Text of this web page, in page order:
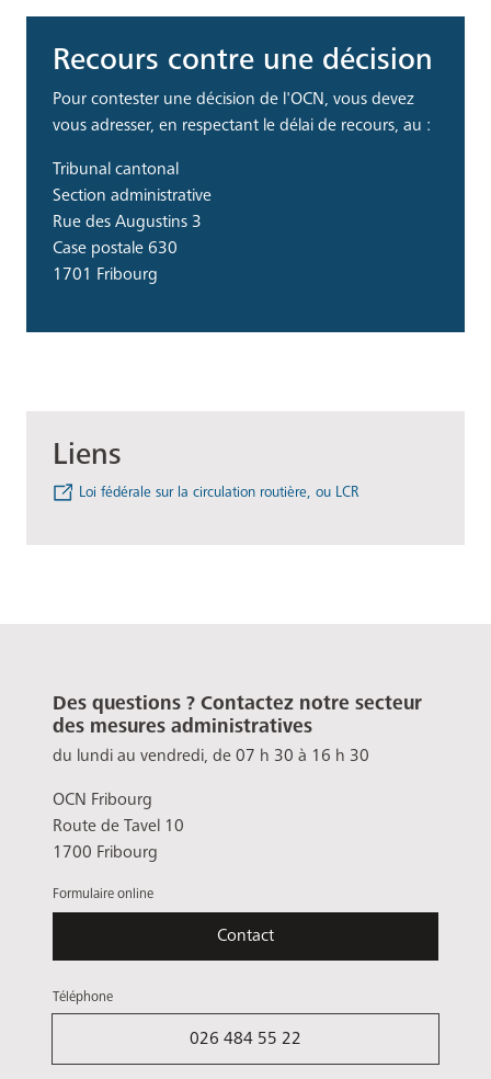
Recours contre une décision
Pour contester une décision de l'OCN, vous devez
vous adresser, en respectant le délai de recours, au :
Tribunal cantonal
Section administrative
Rue des Augustins 3
Case postale 630
1701 Fribourg
Liens
Loi fédérale sur la circulation routière, ou LCR
Des questions ? Contactez notre secteur
des mesures administratives
du lundi au vendredi, de 07 h 30 à 16 h 30
OCN Fribourg
Route de Tavel 10
1700 Fribourg
Formulaire online
Contact
Téléphone
026 484 55 22